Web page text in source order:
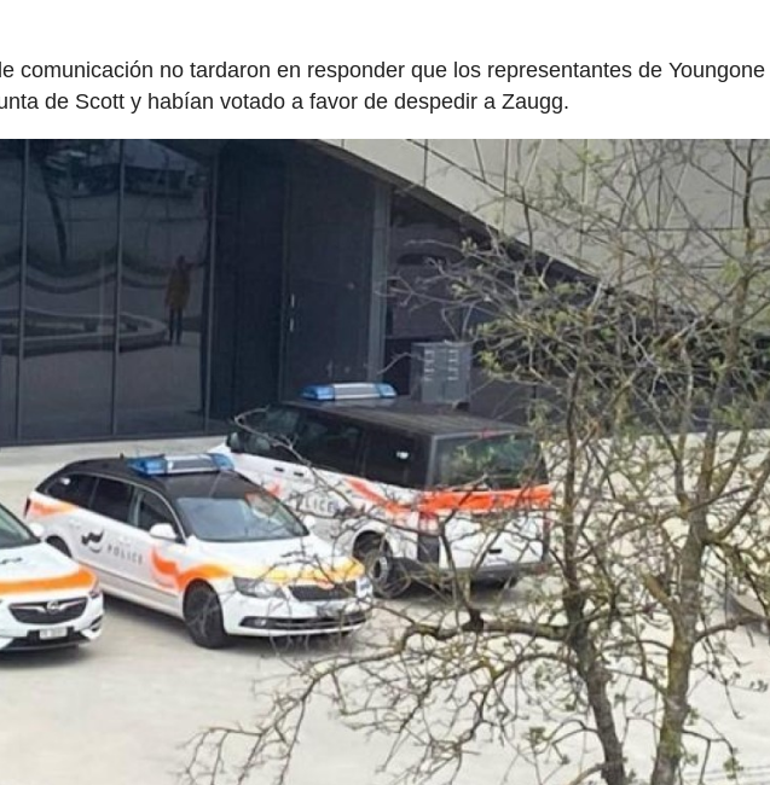
comunicación no tardaron en responder que los representantes de Youngone
de Scott y habían votado a favor de despedir a Zaugg.